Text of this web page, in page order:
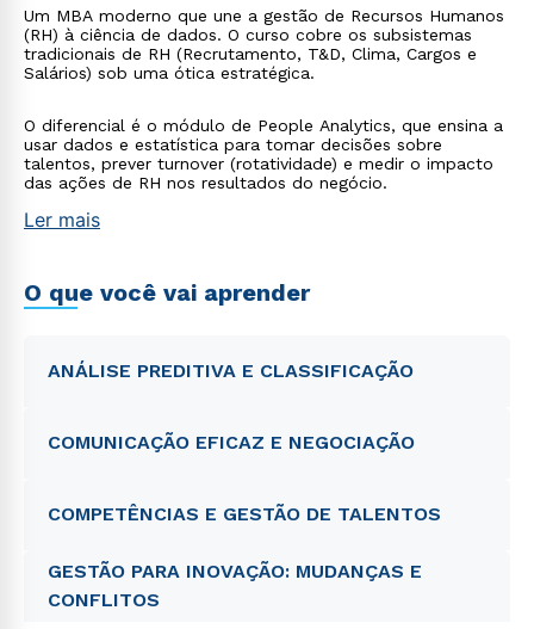
Um MBA moderno que une a gestão de Recursos Humanos
(RH) à ciência de dados. O curso cobre os subsistemas
tradicionais de RH (Recrutamento, T&D, Clima, Cargos e
Salários) sob uma ótica estratégica.
O diferencial é o módulo de People Analytics, que ensina a
usar dados e estatística para tomar decisões sobre
talentos, prever turnover (rotatividade) e medir o impacto
das ações de RH nos resultados do negócio.
Ler mais
O que você vai aprender
ANÁLISE PREDITIVA E CLASSIFICAÇÃO
COMUNICAÇÃO EFICAZ E NEGOCIAÇÃO
COMPETÊNCIAS E GESTÃO DE TALENTOS
GESTÃO PARA INOVAÇÃO: MUDANÇAS E
CONFLITOS